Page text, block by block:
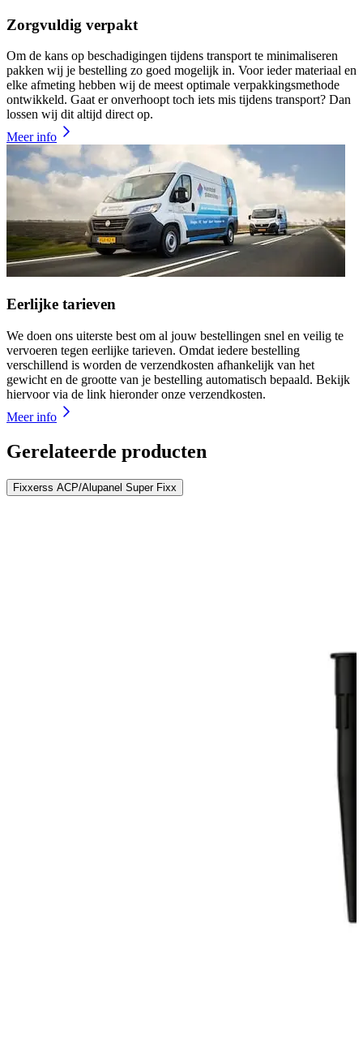
Zorgvuldig verpakt
Om de kans op beschadigingen tijdens transport te minimaliseren
pakken wij je bestelling zo goed mogelijk in. Voor ieder materiaal en
elke afmeting hebben wij de meest optimale verpakkingsmethode
ontwikkeld. Gaat er onverhoopt toch iets mis tijdens transport? Dan
lossen wij dit altijd direct op.
Meer info
Eerlijke tarieven
We doen ons uiterste best om al jouw bestellingen snel en veilig te
vervoeren tegen eerlijke tarieven. Omdat iedere bestelling
verschillend is worden de verzendkosten afhankelijk van het
gewicht en de grootte van je bestelling automatisch bepaald. Bekijk
hiervoor via de link hieronder onze verzendkosten.
Meer info
Gerelateerde producten
Fixxerss ACP/Alupanel Super Fixx